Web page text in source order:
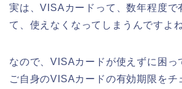
実は、VISAカードって、数年程度で
て、使えなくなってしまうんですよ
なので、VISAカードが使えずに困っ
ご自身のVISAカードの有効期限をチ